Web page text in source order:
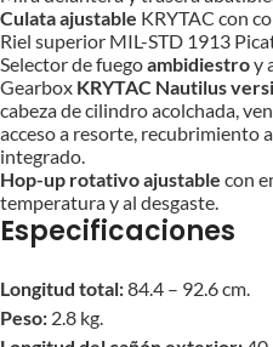
Culata ajustable KRYTAC con
Riel superior MIL-STD 1913
Selector de fuegoambidiestroy
Gearbox KRYTAC Nautilus
cabeza de cilindro acolchada,
acceso a resorte, recubrimiento
integrado.
Hop-up rotativo ajustable con
temperatura y al desgaste.
Especificaciones
Longitud total:84.4 – 92.6 cm.
Peso: 2.8 kg.